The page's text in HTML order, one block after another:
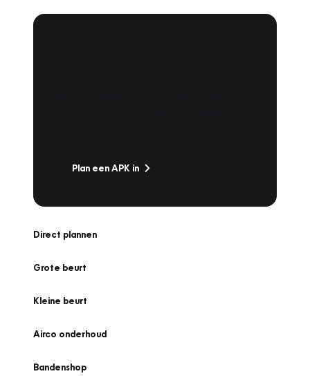
Plan een APK in
Direct plannen
Grote beurt
Kleine beurt
Airco onderhoud
Bandenshop